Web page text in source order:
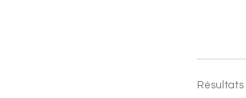
Résultats